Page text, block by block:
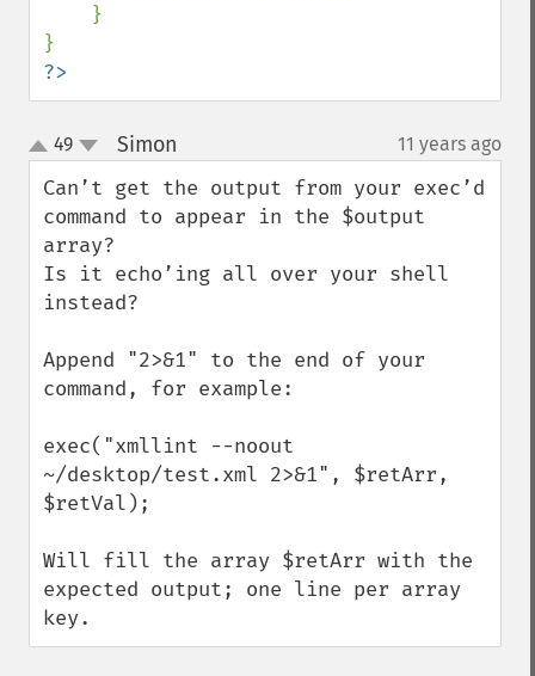
?>
up
down
49 Simon 11 years ago
Can’t get the output from your exec’d
command to appear in the $output
array?
Is it echo’ing all over your shell
instead?
Append "2>&1" to the end of your
command, for example:
exec("xmllint --noout
~/desktop/test.xml 2>&1", $retArr,
$retVal);
Will fill the array $retArr with the
expected output; one line per array
key.